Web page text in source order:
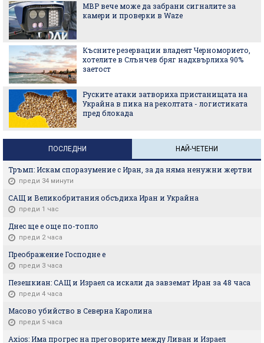
МВР вече може да забрани сигналите за
камери и проверки в Waze
Късните резервации владеят Черноморието,
хотелите в Слънчев бряг надхвърлиха 90%
заетост
Руските атаки затвориха пристанищата на
Украйна в пика на реколтата - логистиката
пред блокада
ПОСЛЕДНИ НАЙ-ЧЕТЕНИ
Тръмп: Искам споразумение с Иран, за да няма ненужни жертви
преди 34 минути
САЩ и Великобритания обсъдиха Иран и Украйна
преди 1 час
Днес ще е още по-топло
преди 2 часа
Преображение Господне е
преди 3 часа
Пезешкиан: САЩ и Израел са искали да завземат Иран за 48 часа
преди 4 часа
Масово убийство в Северна Каролина
преди 5 часа
Axios: Има прогрес на преговорите между Ливан и Израел